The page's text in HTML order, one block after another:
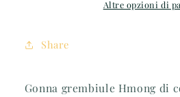
Altre opzioni di
Share
Gonna grembiule Hmong di